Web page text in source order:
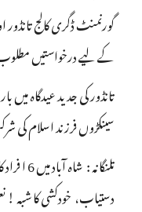
گورنمنٹ ڈگری کالج
کے لیے درخواستیں
تانڈور کی جدید عیدگاہ
سینکڑوں فرزند اسلام کی
دستیاب، خودکشی کا شبہ !